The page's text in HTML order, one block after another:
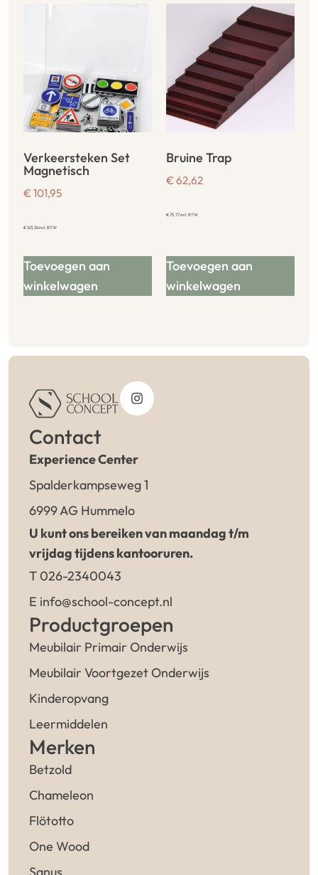
Verkeersteken Set
Magnetisch
€ 101,95
€123,36incl. BTW
Toevoegen aan
winkelwagen
Bruine Trap
€ 62,62
€75,77incl. BTW
Toevoegen aan
winkelwagen
Contact
Experience Center
Spalderkampseweg 1
6999 AG Hummelo
U kunt ons bereiken van maandag t/m
vrijdag tijdens kantooruren.
T 026-2340043
E info@school-concept.nl
Productgroepen
Meubilair Primair Onderwijs
Meubilair Voortgezet Onderwijs
Kinderopvang
Leermiddelen
Merken
Betzold
Chameleon
Flötotto
One Wood
Sanus